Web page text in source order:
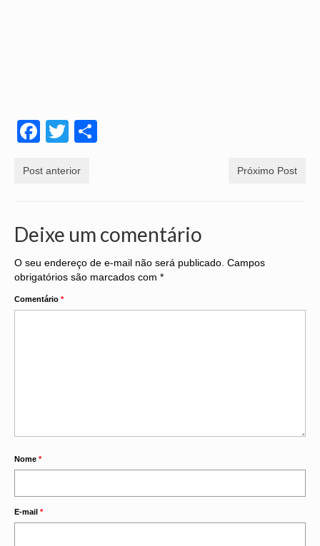
Facebook
Twitter
Post anterior Próximo Post
Deixe um comentário
O seu endereço de e-mail não será publicado. Campos
obrigatórios são marcados com *
Comentário *
Nome *
E-mail *